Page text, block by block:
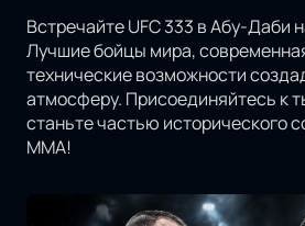
Встречайте UFC 333 в Абу-Даби
Лучшие бойцы мира,
технические возможности
атмосферу. Присоединяйтесь к
станьте частью исторического
MMA!